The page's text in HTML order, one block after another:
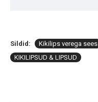
Sildid: Kikilips verega sees
KIKILIPSUD & LIPSUD